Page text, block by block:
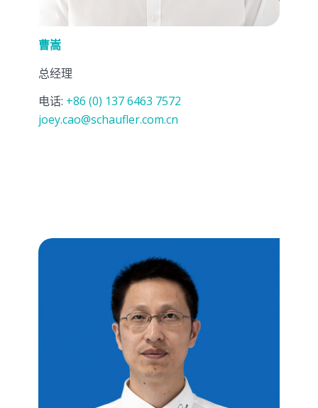
曹嵩
总经理
电话: +86 (0) 137 6463 7572
joey.cao@schaufler.com.cn